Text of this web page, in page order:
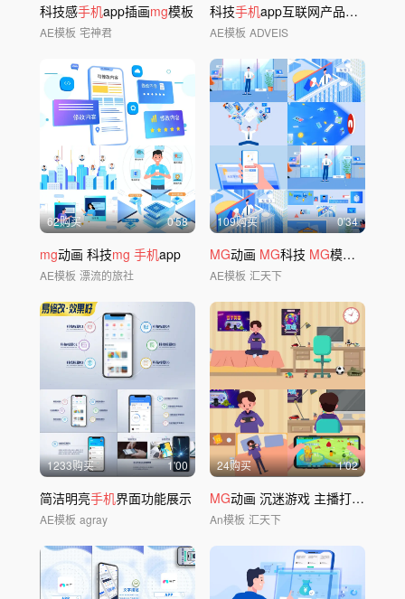
科技感手机app插画mg模板
AE模板 宅神君
科技手机app互联网产品界面
AE模板 ADVEIS
62购买 0'58
mg动画 科技mg 手机app
AE模板 漂流的旅社
109购买 0'34
MG动画 MG科技 MG模版
AE模板 汇天下
1233购买 1'00
简洁明亮手机界面功能展示
AE模板 agray
24购买 1'02
MG动画 沉迷游戏 主播打赏
An模板 汇天下